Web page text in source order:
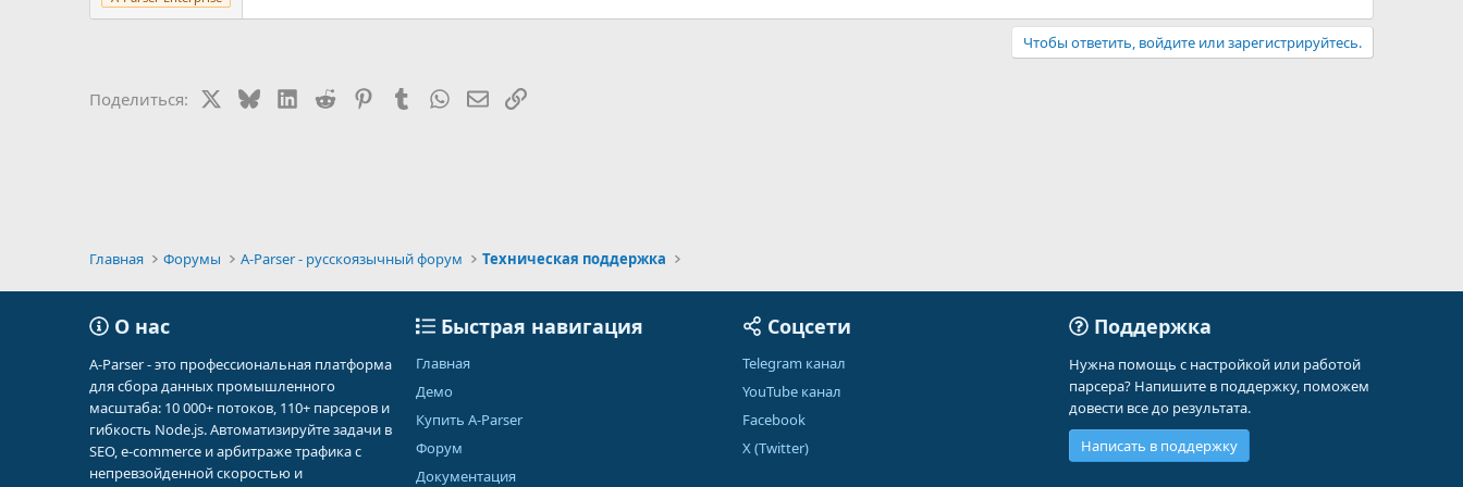
Чтобы ответить, войдите или зарегистрируйтесь.
Поделиться: BlueskyLinkedIn
Reddit PinterestTumblrWhatsAppЭлектронная почта
Ссылка
Главная Форумы A-Parser - русскоязычный форум Техническая поддержка
О нас
A-Parser - это профессиональная платформа
для сбора данных промышленного
масштаба: 10 000+ потоков, 110+ парсеров и
гибкость Node.js. Автоматизируйте задачи в
SEO, e-commerce и арбитраже трафика с
непревзойденной скоростью и
Быстрая навигация
Главная
Демо
Купить A-Parser
Форум
Документация
Соцсети
Telegram канал
YouTube канал
Facebook
X (Twitter)
Поддержка
Нужна помощь с настройкой или работой
парсера? Напишите в поддержку, поможем
довести все до результата.
Написать в поддержку